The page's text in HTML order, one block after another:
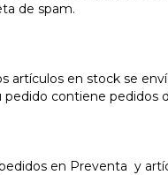
de spam.
artículos en stock se
pedido contiene pedidos
en Preventa y